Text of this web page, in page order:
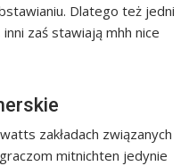
Dlatego też jedni
zaś stawiają mhh nice
zakładach związanych
mitnichten jedynie